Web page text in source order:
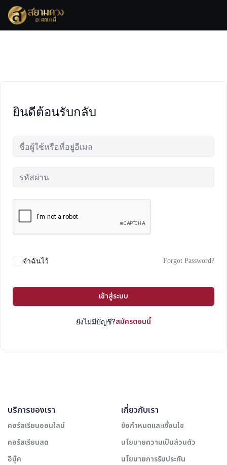
Skip
content
ยินดีต้อนรับกลับ
จำฉันไว้ Forgot Password?
เข้าสู่ระบบ
ยังไม่มีบัญชี?สมัครตอนนี้
บริการของเรา
คอร์สเรียนออนไลน์
คอร์สเรียนสด
อีบุ๊ค
เกี่ยวกับเรา
ข้อกำหนดและเงื่อนไข
นโยบายความเป็นส่วนตัว
นโยบายการรับประกัน